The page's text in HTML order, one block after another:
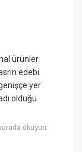
ürünler
edebi
yer
olduğu
okuyun: